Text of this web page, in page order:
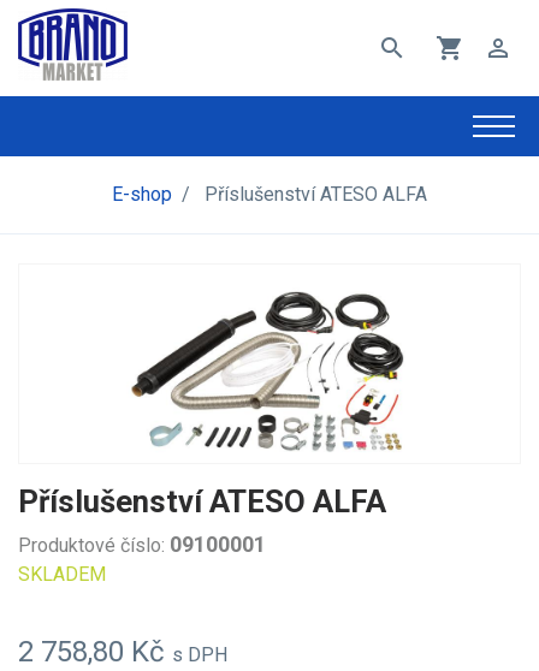
search shopping_cart perm_identity
E-shop / Příslušenství ATESO ALFA
Příslušenství ATESO ALFA
Produktové číslo: 09100001
SKLADEM
2 758,80 Kč s DPH